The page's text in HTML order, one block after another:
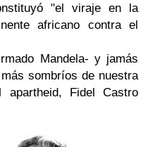
"el viraje en la
africano contra el
Mandela- y jamás
sombríos de nuestra
Fidel Castro